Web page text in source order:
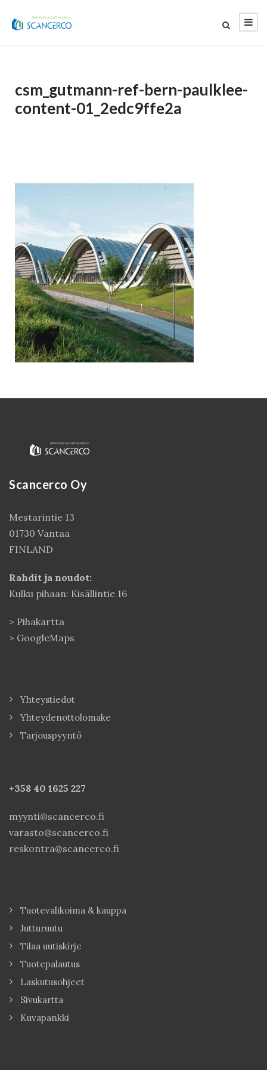
csm_gutmann-ref-bern-paulklee-
content-01_2edc9ffe2a
Scancerco Oy
Mestarintie 13
01730 Vantaa
FINLAND
Rahdit ja noudot:
Kulku pihaan: Kisällintie 16
> Pihakartta
> GoogleMaps
Yhteystiedot
Yhteydenottolomake
Tarjouspyyntö
+358 40 1625 227
myynti@scancerco.fi
varasto@scancerco.fi
reskontra@scancerco.fi
Tuotevalikoima & kauppa
Jutturuutu
Tilaa uutiskirje
Tuotepalautus
Laskutusohjeet
Sivukartta
Kuvapankki